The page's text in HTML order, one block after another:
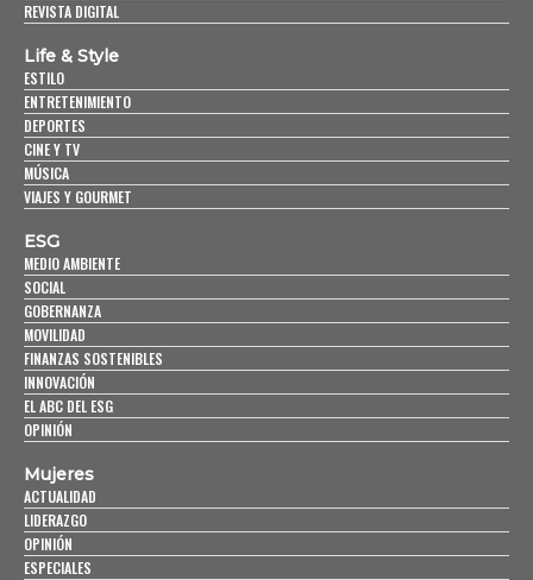
REVISTA DIGITAL
Life & Style
ESTILO
ENTRETENIMIENTO
DEPORTES
CINE Y TV
MÚSICA
VIAJES Y GOURMET
ESG
MEDIO AMBIENTE
SOCIAL
GOBERNANZA
MOVILIDAD
FINANZAS SOSTENIBLES
INNOVACIÓN
EL ABC DEL ESG
OPINIÓN
Mujeres
ACTUALIDAD
LIDERAZGO
OPINIÓN
ESPECIALES